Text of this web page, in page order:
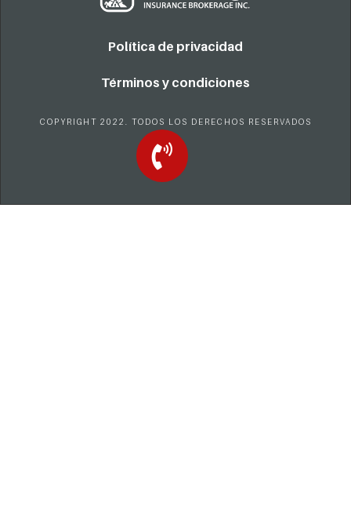
Política de privacidad
Términos y condiciones
COPYRIGHT 2022. TODOS LOS DERECHOS RESERVADOS